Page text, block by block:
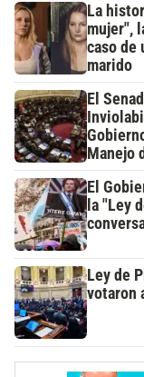
La
mujer",
caso de
marido
El
Manejo
El
la "Ley
Ley de
votaron